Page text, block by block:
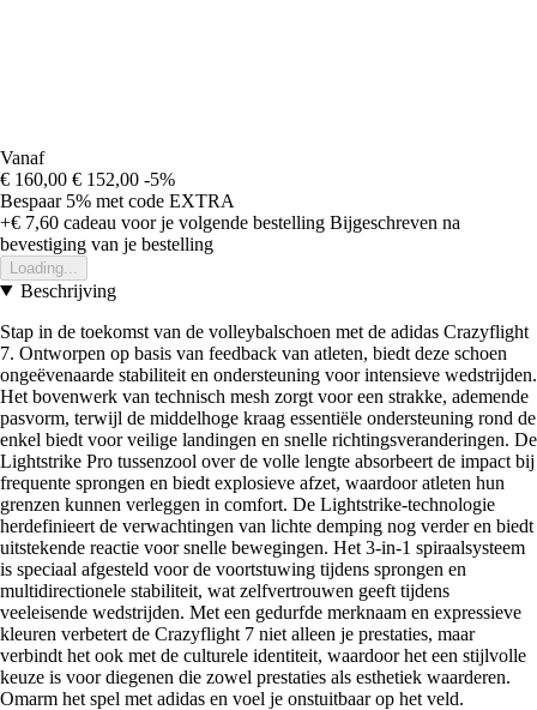
Vanaf
€ 160,00 € 152,00 -5%
Bespaar 5% met code EXTRA
+€ 7,60 cadeau voor je volgende bestelling Bijgeschreven na
bevestiging van je bestelling
Loading...
Beschrijving
Stap in de toekomst van de volleybalschoen met de adidas Crazyflight
7. Ontworpen op basis van feedback van atleten, biedt deze schoen
ongeëvenaarde stabiliteit en ondersteuning voor intensieve wedstrijden.
Het bovenwerk van technisch mesh zorgt voor een strakke, ademende
pasvorm, terwijl de middelhoge kraag essentiële ondersteuning rond de
enkel biedt voor veilige landingen en snelle richtingsveranderingen. De
Lightstrike Pro tussenzool over de volle lengte absorbeert de impact bij
frequente sprongen en biedt explosieve afzet, waardoor atleten hun
grenzen kunnen verleggen in comfort. De Lightstrike-technologie
herdefinieert de verwachtingen van lichte demping nog verder en biedt
uitstekende reactie voor snelle bewegingen. Het 3-in-1 spiraalsysteem
is speciaal afgesteld voor de voortstuwing tijdens sprongen en
multidirectionele stabiliteit, wat zelfvertrouwen geeft tijdens
veeleisende wedstrijden. Met een gedurfde merknaam en expressieve
kleuren verbetert de Crazyflight 7 niet alleen je prestaties, maar
verbindt het ook met de culturele identiteit, waardoor het een stijlvolle
keuze is voor diegenen die zowel prestaties als esthetiek waarderen.
Omarm het spel met adidas en voel je onstuitbaar op het veld.